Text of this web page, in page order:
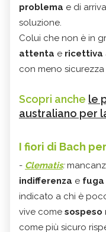
problema e di
soluzione.
Colui che non è in
attenta e ricettiva
con meno
Scopri anche le
australiano per
I fiori di Bach
- Clematis:
indifferenza e
indicato a chi è
vive come sospeso
come più sicuro